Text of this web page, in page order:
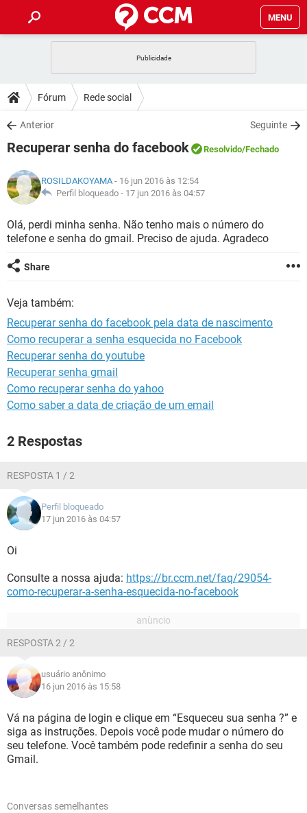
MENU
CELULAR
OUTLOOK
INSTAGRAM GMAIL
GUIA DE COMPRAS
DICAS
JOGOS
INSTAGRAM GMAIL
GUIA DE COMPRAS
DOWNLOADS
JOGOS WHATSAPP
CELULAR
OUTLOOK EXCEL
INSTAGRAM
GUIA DE COMPRAS
FÓRUM
JOGOS WHATSAPP
CELULAR
OUTLOOK EXCEL
GLOSSÁRIO
JOGOS WHATSAPP
CELULAR FACEBOOK
OUTLOOK
GUIA DE COMPRAS
Fórum Rede social
Anterior Seguinte
Recuperar senha do facebook Resolvido/Fechado
ROSILDAKOYAMA- 16 jun 2016 às 12:54
Perfil bloqueado - 17 jun 2016 às 04:57
Olá, perdi minha senha. Não tenho mais o número do
telefone e senha do gmail. Preciso de ajuda. Agradeco
Share
Veja também:
Recuperar senha do facebook pela data de nascimento
Como recuperar a senha esquecida no Facebook
Recuperar senha do youtube
Recuperar senha gmail
Como recuperar senha do yahoo
Como saber a data de criação de um email
2 Respostas
RESPOSTA 1 / 2
Perfil bloqueado
17 jun 2016 às 04:57
Oi
Consulte a nossa ajuda: https://br.ccm.net/faq/29054-
como-recuperar-a-senha-esquecida-no-facebook
RESPOSTA 2 / 2
usuário anônimo
16 jun 2016 às 15:58
Vá na página de login e clique em “Esqueceu sua senha ?” e
siga as instruções. Depois você pode mudar o número do
seu telefone. Você também pode redefinir a senha do seu
Gmail.
Conversas semelhantes